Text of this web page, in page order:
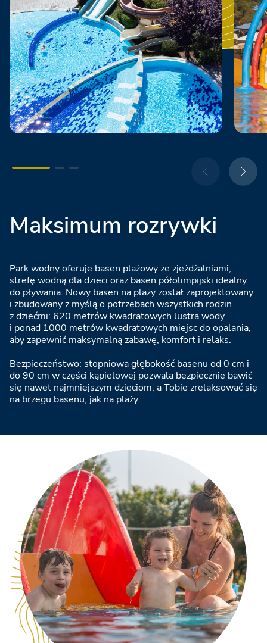
Maksimum rozrywki
Park wodny oferuje basen plażowy ze zjeżdżalniami,
strefę wodną dla dzieci oraz basen półolimpijski idealny
do pływania. Nowy basen na plaży został zaprojektowany
i zbudowany z myślą o potrzebach wszystkich rodzin
z dziećmi: 620 metrów kwadratowych lustra wody
i ponad 1000 metrów kwadratowych miejsc do opalania,
aby zapewnić maksymalną zabawę, komfort i relaks.
Bezpieczeństwo: stopniowa głębokość basenu od 0 cm i
do 90 cm w części kąpielowej pozwala bezpiecznie bawić
się nawet najmniejszym dzieciom, a Tobie zrelaksować się
na brzegu basenu, jak na plaży.